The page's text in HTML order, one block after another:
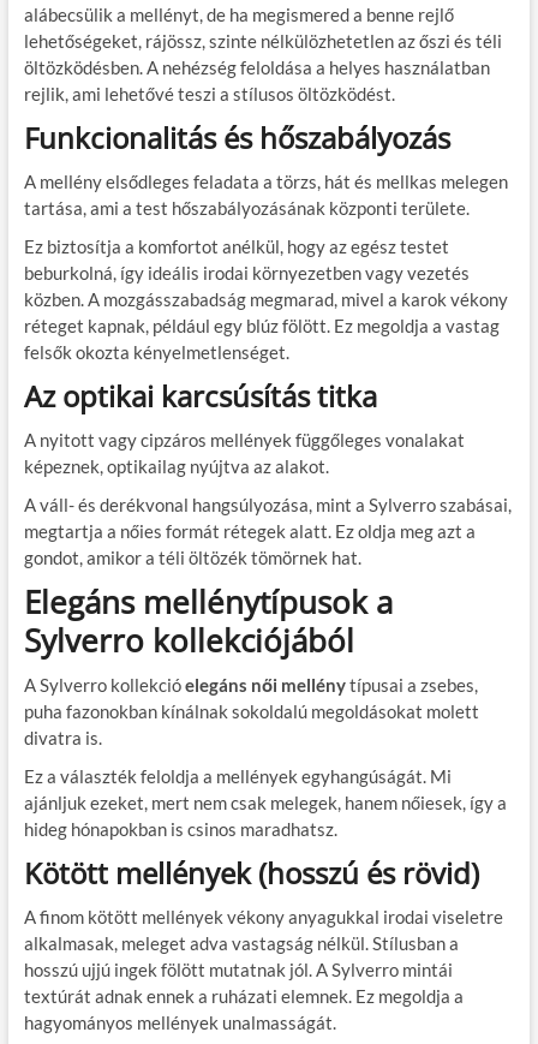
alábecsülik a mellényt, de ha megismered a benne rejlő
lehetőségeket, rájössz, szinte nélkülözhetetlen az őszi és téli
öltözködésben. A nehézség feloldása a helyes használatban
rejlik, ami lehetővé teszi a stílusos öltözködést.
Funkcionalitás és hőszabályozás
A mellény elsődleges feladata a törzs, hát és mellkas melegen
tartása, ami a test hőszabályozásának központi területe.
Ez biztosítja a komfortot anélkül, hogy az egész testet
beburkolná, így ideális irodai környezetben vagy vezetés
közben. A mozgásszabadság megmarad, mivel a karok vékony
réteget kapnak, például egy blúz fölött. Ez megoldja a vastag
felsők okozta kényelmetlenséget.
Az optikai karcsúsítás titka
A nyitott vagy cipzáros mellények függőleges vonalakat
képeznek, optikailag nyújtva az alakot.
A váll- és derékvonal hangsúlyozása, mint a Sylverro szabásai,
megtartja a nőies formát rétegek alatt. Ez oldja meg azt a
gondot, amikor a téli öltözék tömörnek hat.
Elegáns mellénytípusok a
Sylverro kollekciójából
A Sylverro kollekcióelegáns női mellénytípusai a zsebes,
puha fazonokban kínálnak sokoldalú megoldásokat molett
divatra is.
Ez a választék feloldja a mellények egyhangúságát. Mi
ajánljuk ezeket, mert nem csak melegek, hanem nőiesek, így a
hideg hónapokban is csinos maradhatsz.
Kötött mellények (hosszú és rövid)
A finom kötött mellények vékony anyagukkal irodai viseletre
alkalmasak, meleget adva vastagság nélkül. Stílusban a
hosszú ujjú ingek fölött mutatnak jól. A Sylverro mintái
textúrát adnak ennek a ruházati elemnek. Ez megoldja a
hagyományos mellények unalmasságát.